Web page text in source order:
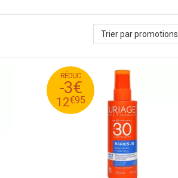
Trier par promotions
RÉDUC
-3€
12€95
15
€
95
12
€
95